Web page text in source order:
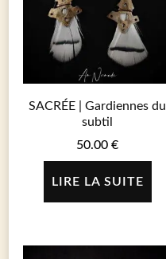
SACRÉE | Gardiennes du
subtil
50.00€
LIRE LA SUITE